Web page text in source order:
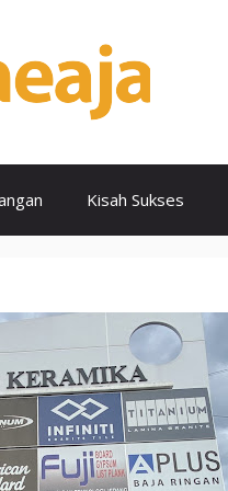
Kisah Sukses